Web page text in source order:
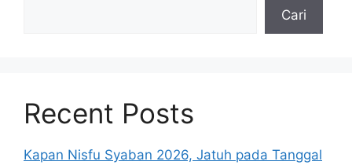
Cari
Recent Posts
Kapan Nisfu Syaban 2026, Jatuh pada Tanggal